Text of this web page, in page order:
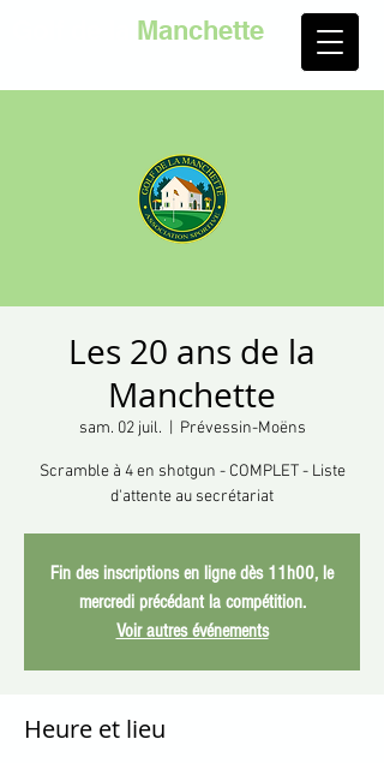
Manchette
Les 20 ans de la
Manchette
sam. 02 juil. Prévessin-Moëns
Scramble à 4 en shotgun - COMPLET - Liste
d'attente au secrétariat
Fin des inscriptions en ligne dès 11h00, le
mercredi précédant la compétition.
Voir autres événements
Heure et lieu